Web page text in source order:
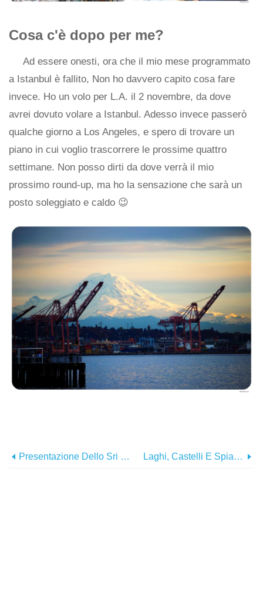
Cosa c'è dopo per me?
Ad essere onesti, ora che il mio mese programmato
a Istanbul è fallito, Non ho davvero capito cosa fare
invece. Ho un volo per L.A. il 2 novembre, da dove
avrei dovuto volare a Istanbul. Adesso invece passerò
qualche giorno a Los Angeles, e spero di trovare un
piano in cui voglio trascorrere le prossime quattro
settimane. Non posso dirti da dove verrà il mio
prossimo round-up, ma ho la sensazione che sarà un
posto soleggiato e caldo 😉
Presentazione Dello Sri Lanka:le Mie Prime Impressioni E Alcuni Fatti Divertenti Laghi, Castelli E Spiagge:un Road Trip Nel Nord Della Germania